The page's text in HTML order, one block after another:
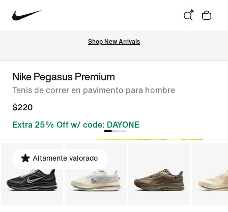
Shop New Arrivals
Nike Pegasus Premium
Tenis de correr en pavimento para hombre
$220
Extra 25% Off w/ code: DAYONE
Altamente valorado